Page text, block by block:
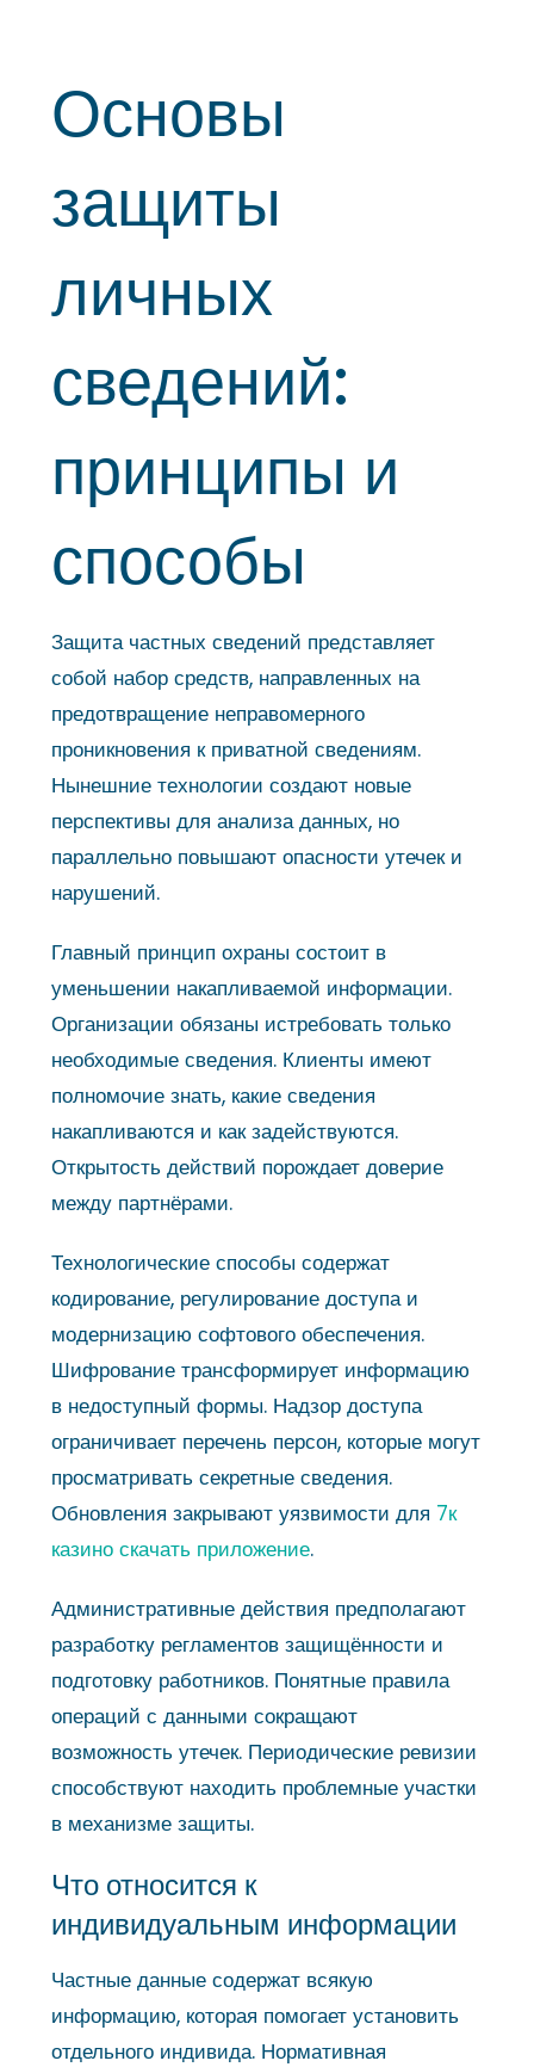
Основы
защиты
личных
сведений:
принципы и
способы
Защита частных сведений представляет
собой набор средств, направленных на
предотвращение неправомерного
проникновения к приватной сведениям.
Нынешние технологии создают новые
перспективы для анализа данных, но
параллельно повышают опасности утечек и
нарушений.
Главный принцип охраны состоит в
уменьшении накапливаемой информации.
Организации обязаны истребовать только
необходимые сведения. Клиенты имеют
полномочие знать, какие сведения
накапливаются и как задействуются.
Открытость действий порождает доверие
между партнёрами.
Технологические способы содержат
кодирование, регулирование доступа и
модернизацию софтового обеспечения.
Шифрование трансформирует информацию
в недоступный формы. Надзор доступа
ограничивает перечень персон, которые могут
просматривать секретные сведения.
Обновления закрывают уязвимости для 7к
казино скачать приложение.
Административные действия предполагают
разработку регламентов защищённости и
подготовку работников. Понятные правила
операций с данными сокращают
возможность утечек. Периодические ревизии
способствуют находить проблемные участки
в механизме защиты.
Что относится к
индивидуальным информации
Частные данные содержат всякую
информацию, которая помогает установить
отдельного индивида. Нормативная